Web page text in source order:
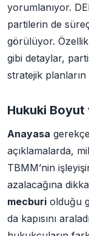
yorumlanıyor.
partilerin de
görülüyor.
gibi detaylar,
stratejik
Hukuki
Anayasa
açıklamalarda,
TBMM’nin
azalacağına
mecburi olduğu
da kapısını